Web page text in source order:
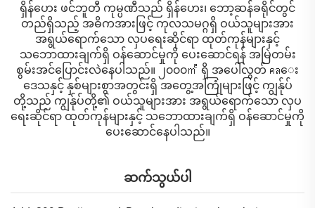
ရှိန်ဟေး ဖင်ဘူတီ ကုမ္ပဏီသည် ရှိန်ဟေး၊ ဘော့ဆန်ခရိုင်တွင်
တည်ရှိသည့် အဓိကအားဖြင့် ကုလသမဂ္ဂရှိ ဝယ်သူများအား
အရွယ်ရောက်သော လှပရေးဆိုင်ရာ ထုတ်ကုန်များနှင့်
သဘောထားချက်ရှိ ဝန်ဆောင်မှုကို ပေးဆောင်ရန် အမြဲတမ်း
စွမ်းအင်ပြောင်းလဲနေပါသည်။ ၂၀၀၀㎡ ရှိ အပေါ်လွတ် คลေး
ဒေသနှင့် နှစ်များစွာအတွင်းရှိ အတွေ့အကြုံများဖြင့် ကျွန်ုပ်
တို့သည် ကျွန်ုပ်တို့၏ ဝယ်သူများအား အရွယ်ရောက်သော လှပ
ရေးဆိုင်ရာ ထုတ်ကုန်များနှင့် သဘောထားချက်ရှိ ဝန်ဆောင်မှုကို
ပေးဆောင်နေပါသည်။
ဆက်သွယ်ပါ